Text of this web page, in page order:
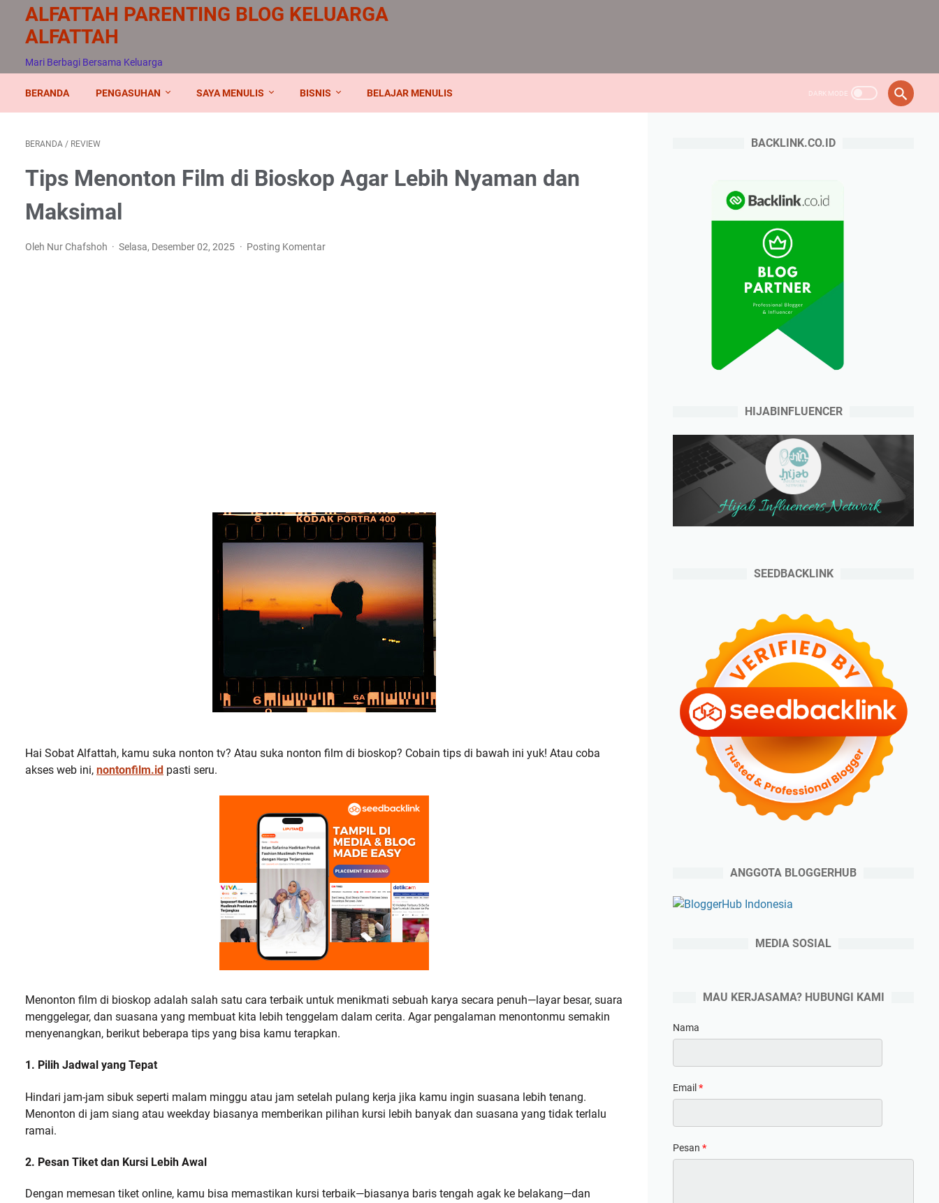
ALFATTAH PARENTING BLOG KELUARGA
ALFATTAH
Mari Berbagi Bersama Keluarga
BERANDA PENGASUHAN SAYA MENULIS BISNIS BELAJAR MENULIS
BERANDA / REVIEW
Tips Menonton Film di Bioskop Agar Lebih Nyaman dan
Maksimal
Oleh Nur Chafshoh Selasa, Desember 02, 2025 Posting Komentar
Hai Sobat Alfattah, kamu suka nonton tv? Atau suka nonton film di bioskop? Cobain tips di bawah ini yuk! Atau coba
akses web ini, nontonfilm.id pasti seru.
Menonton film di bioskop adalah salah satu cara terbaik untuk menikmati sebuah karya secara penuh—layar besar, suara
menggelegar, dan suasana yang membuat kita lebih tenggelam dalam cerita. Agar pengalaman menontonmu semakin
menyenangkan, berikut beberapa tips yang bisa kamu terapkan.
1. Pilih Jadwal yang Tepat
Hindari jam-jam sibuk seperti malam minggu atau jam setelah pulang kerja jika kamu ingin suasana lebih tenang.
Menonton di jam siang atau weekday biasanya memberikan pilihan kursi lebih banyak dan suasana yang tidak terlalu
ramai.
2. Pesan Tiket dan Kursi Lebih Awal
Dengan memesan tiket online, kamu bisa memastikan kursi terbaik—biasanya baris tengah agak ke belakang—dan
BACKLINK.CO.ID
HIJABINFLUENCER
SEEDBACKLINK
ANGGOTA BLOGGERHUB
MEDIA SOSIAL
MAU KERJASAMA? HUBUNGI KAMI
Nama
Email*
Pesan*